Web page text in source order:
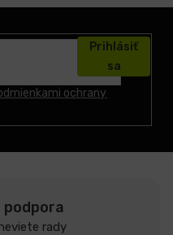
ochrany
Prihlásiť
sa
podpora
rady